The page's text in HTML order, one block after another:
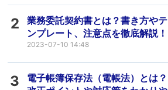
2
業務委託契約書とは？書き方やテ
ンプレート、注意点を徹底解説！
2023-07-10 14:48
3
電子帳簿保存法（電帳法）とは？